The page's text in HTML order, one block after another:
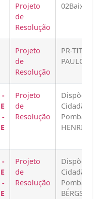
Projeto
de
Resolução
02Baixar
Projeto
de
Resolução
PR-TITULO-
PAULO-
-
-
Projeto
de
Resolução
Dispõe
Cidadão
Pombal ao
HENRIQUE
-
-
Projeto
de
Resolução
Dispõe
Cidadão
Pombal ao
BÉRGSON